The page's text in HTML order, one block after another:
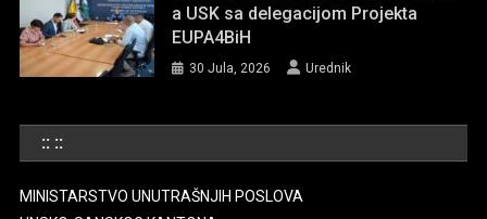
a USK sa delegacijom Projekta
EUPA4BiH
30 Jula, 2026 Urednik
:: ::
MINISTARSTVO UNUTRAŠNJIH POSLOVA